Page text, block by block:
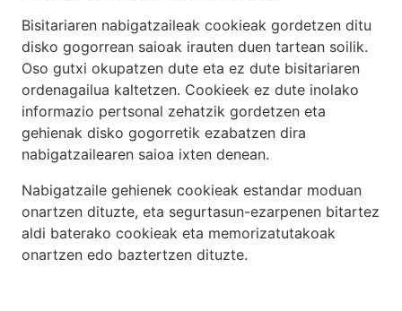
Bisitariaren nabigatzaileak cookieak gordetzen ditu
disko gogorrean saioak irauten duen tartean soilik.
Oso gutxi okupatzen dute eta ez dute bisitariaren
ordenagailua kaltetzen. Cookieek ez dute inolako
informazio pertsonal zehatzik gordetzen eta
gehienak disko gogorretik ezabatzen dira
nabigatzailearen saioa ixten denean.
Nabigatzaile gehienek cookieak estandar moduan
onartzen dituzte, eta segurtasun-ezarpenen bitartez
aldi baterako cookieak eta memorizatutakoak
onartzen edo baztertzen dituzte.